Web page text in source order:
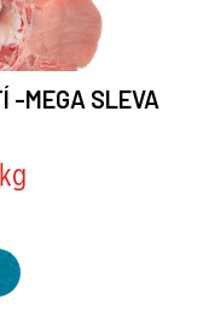
-MEGA SLEVA